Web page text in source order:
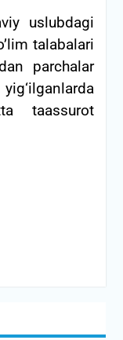
uslubdagi
talabalari
parchalar
taassurot